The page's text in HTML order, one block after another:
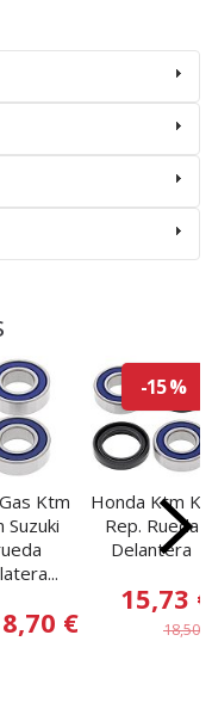
Ktm
Suzuki
8,70 €
-15 %
Honda Ktm Kit
Rep. Rueda
Delantera
15,73 €
18,50 €